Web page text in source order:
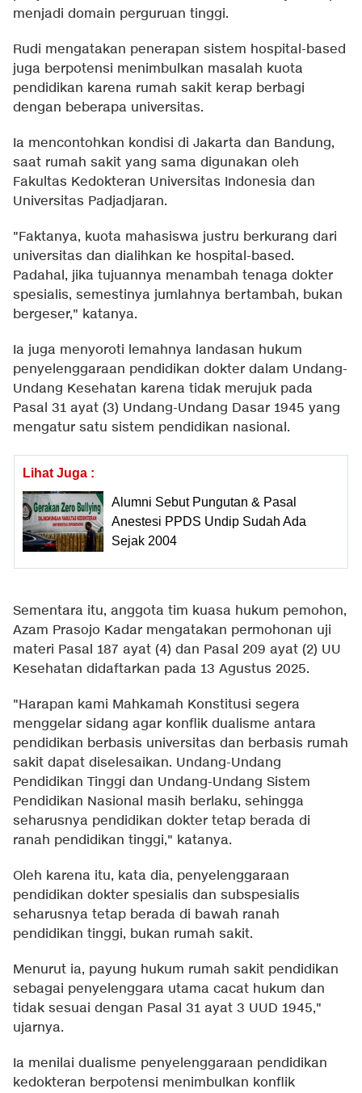
menjadi domain perguruan tinggi.
Rudi mengatakan penerapan sistem hospital-based
juga berpotensi menimbulkan masalah kuota
pendidikan karena rumah sakit kerap berbagi
dengan beberapa universitas.
Ia mencontohkan kondisi di Jakarta dan Bandung,
saat rumah sakit yang sama digunakan oleh
Fakultas Kedokteran Universitas Indonesia dan
Universitas Padjadjaran.
"Faktanya, kuota mahasiswa justru berkurang dari
universitas dan dialihkan ke hospital-based.
Padahal, jika tujuannya menambah tenaga dokter
spesialis, semestinya jumlahnya bertambah, bukan
bergeser," katanya.
Ia juga menyoroti lemahnya landasan hukum
penyelenggaraan pendidikan dokter dalam Undang-
Undang Kesehatan karena tidak merujuk pada
Pasal 31 ayat (3) Undang-Undang Dasar 1945 yang
mengatur satu sistem pendidikan nasional.
Lihat Juga :
Alumni Sebut Pungutan & Pasal
Anestesi PPDS Undip Sudah Ada
Sejak 2004
Sementara itu, anggota tim kuasa hukum pemohon,
Azam Prasojo Kadar mengatakan permohonan uji
materi Pasal 187 ayat (4) dan Pasal 209 ayat (2) UU
Kesehatan didaftarkan pada 13 Agustus 2025.
"Harapan kami Mahkamah Konstitusi segera
menggelar sidang agar konflik dualisme antara
pendidikan berbasis universitas dan berbasis rumah
sakit dapat diselesaikan. Undang-Undang
Pendidikan Tinggi dan Undang-Undang Sistem
Pendidikan Nasional masih berlaku, sehingga
seharusnya pendidikan dokter tetap berada di
ranah pendidikan tinggi," katanya.
Oleh karena itu, kata dia, penyelenggaraan
pendidikan dokter spesialis dan subspesialis
seharusnya tetap berada di bawah ranah
pendidikan tinggi, bukan rumah sakit.
Menurut ia, payung hukum rumah sakit pendidikan
sebagai penyelenggara utama cacat hukum dan
tidak sesuai dengan Pasal 31 ayat 3 UUD 1945,"
ujarnya.
Ia menilai dualisme penyelenggaraan pendidikan
kedokteran berpotensi menimbulkan konflik